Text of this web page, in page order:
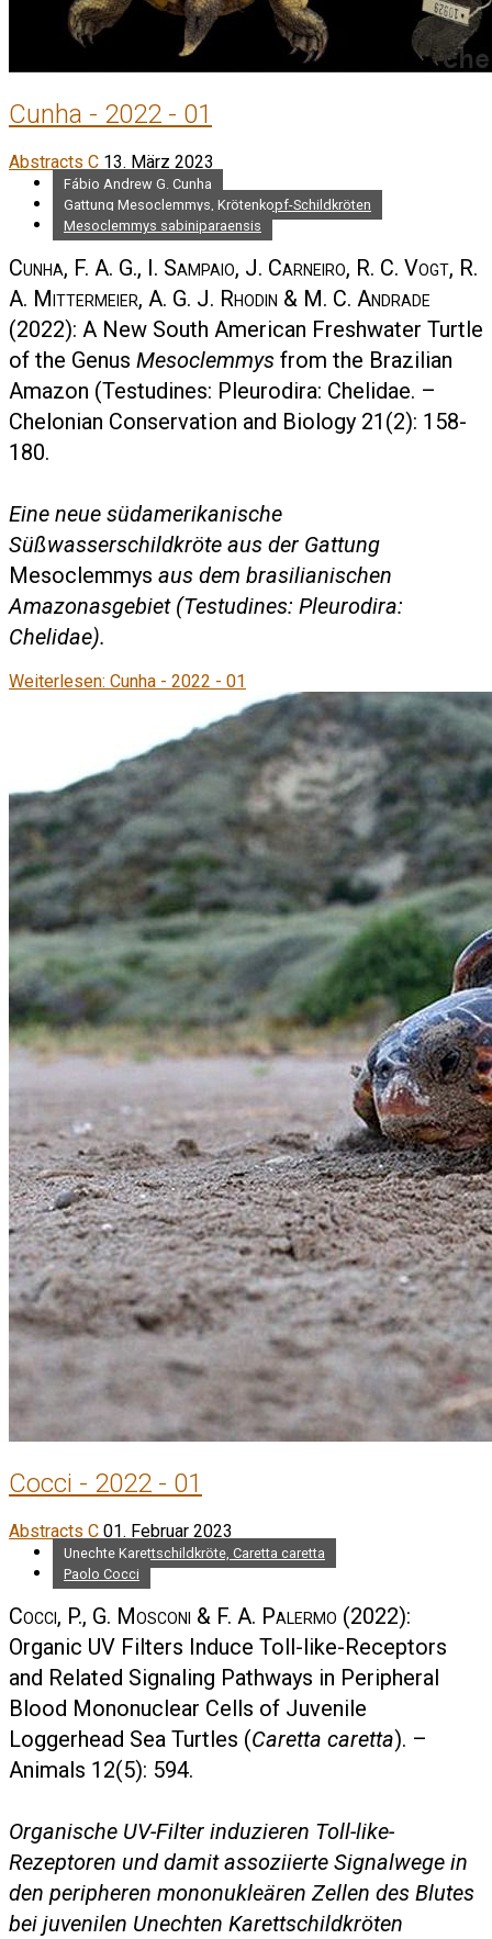
Cunha - 2022 - 01
Abstracts C 13. März 2023
Fábio Andrew G. Cunha
Gattung Mesoclemmys, Krötenkopf-Schildkröten
Mesoclemmys sabiniparaensis
Cunha, F. A. G., I. Sampaio, J. Carneiro, R. C. Vogt, R.
A. Mittermeier, A. G. J. Rhodin & M. C. Andrade
(2022): A New South American Freshwater Turtle
of the Genus Mesoclemmys from the Brazilian
Amazon (Testudines: Pleurodira: Chelidae. –
Chelonian Conservation and Biology 21(2): 158-
180.
Eine neue südamerikanische
Süßwasserschildkröte aus der Gattung
Mesoclemmys aus dem brasilianischen
Amazonasgebiet (Testudines: Pleurodira:
Chelidae).
Weiterlesen: Cunha - 2022 - 01
Cocci - 2022 - 01
Abstracts C 01. Februar 2023
Unechte Karettschildkröte, Caretta caretta
Paolo Cocci
Cocci, P., G. Mosconi & F. A. Palermo (2022):
Organic UV Filters Induce Toll-like-Receptors
and Related Signaling Pathways in Peripheral
Blood Mononuclear Cells of Juvenile
Loggerhead Sea Turtles (Caretta caretta). –
Animals 12(5): 594.
Organische UV-Filter induzieren Toll-like-
Rezeptoren und damit assoziierte Signalwege in
den peripheren mononukleären Zellen des Blutes
bei juvenilen Unechten Karettschildkröten